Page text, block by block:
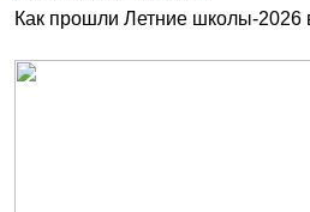
Как прошли Летние школы-2026